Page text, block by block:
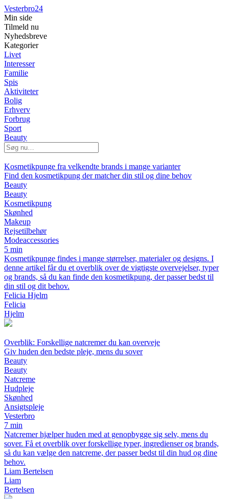
Vesterbro24
Min side
Tilmeld nu
Nyhedsbreve
Kategorier
Livet
Interesser
Familie
Spis
Aktiviteter
Bolig
Erhverv
Forbrug
Sport
Beauty
Kosmetikpunge fra velkendte brands i mange varianter
Find den kosmetikpung der matcher din stil og dine behov
Beauty
Beauty
Kosmetikpung
Skønhed
Makeup
Rejsetilbehør
Modeaccessories
5 min
Kosmetikpunge findes i mange størrelser, materialer og designs. I
denne artikel får du et overblik over de vigtigste overvejelser, typer
og brands, så du kan finde den kosmetikpung, der passer bedst til
din stil og dit behov.
Felicia Hjelm
Felicia
Hjelm
Overblik: Forskellige natcremer du kan overveje
Giv huden den bedste pleje, mens du sover
Beauty
Beauty
Natcreme
Hudpleje
Skønhed
Ansigtspleje
Vesterbro
7 min
Natcremer hjælper huden med at genopbygge sig selv, mens du
sover. Få et overblik over forskellige typer, ingredienser og brands,
så du kan vælge den natcreme, der passer bedst til din hud og dine
behov.
Liam Bertelsen
Liam
Bertelsen